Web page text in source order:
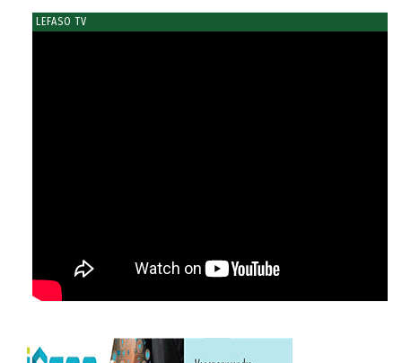
LEFASO TV